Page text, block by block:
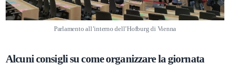
Parlamento all’interno dell’Hofburg di Vienna
Alcuni consigli su come organizzare la giornata